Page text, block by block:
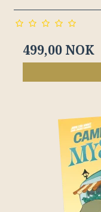
499,00 NOK